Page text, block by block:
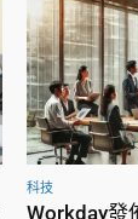
科技
Workday發